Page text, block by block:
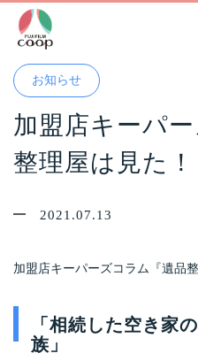
お知らせ
加盟店キーパ
整理屋は見た！
2021.07.13
加盟店キーパーズコラム『遺品
「相続した空き家
族」